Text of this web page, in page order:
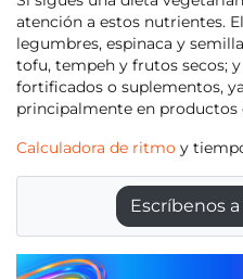
atención a estos nutrientes.
legumbres, espinaca y
tofu, tempeh y frutos secos;
fortificados o suplementos,
principalmente en productos
Calculadora de ritmo y
Escríbenos